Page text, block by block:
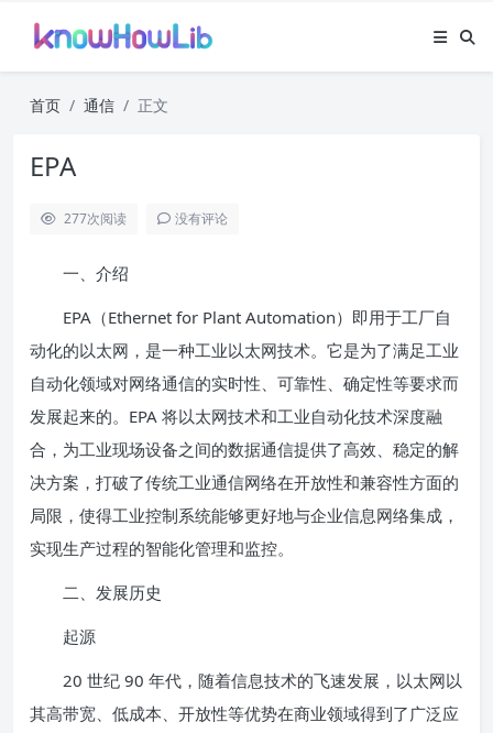
首页 通信 正文
EPA
277次阅读 没有评论
一、介绍
EPA（Ethernet for Plant Automation）即用于工厂自
动化的以太网，是一种工业以太网技术。它是为了满足工业
自动化领域对网络通信的实时性、可靠性、确定性等要求而
发展起来的。EPA 将以太网技术和工业自动化技术深度融
合，为工业现场设备之间的数据通信提供了高效、稳定的解
决方案，打破了传统工业通信网络在开放性和兼容性方面的
局限，使得工业控制系统能够更好地与企业信息网络集成，
实现生产过程的智能化管理和监控。
二、发展历史
起源
20 世纪 90 年代，随着信息技术的飞速发展，以太网以
其高带宽、低成本、开放性等优势在商业领域得到了广泛应